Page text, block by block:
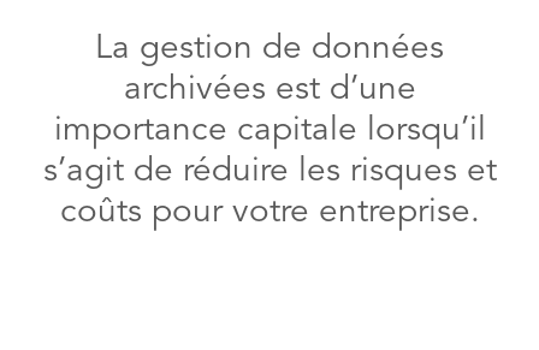
La gestion de données
archivées est d’une
importance capitale lorsqu’il
s’agit de réduire les risques et
coûts pour votre entreprise.